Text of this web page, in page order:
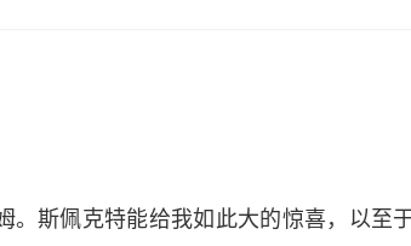
。斯佩克特能给我如此大的惊喜，以至